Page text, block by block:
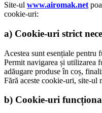
Site-ul www.airomak.net
cookie-uri:
a) Cookie-uri strict
Acestea sunt esențiale pentru
Permit navigarea și utilizarea
adăugare produse în coș,
Fără aceste cookie-uri, site-ul
b) Cookie-uri